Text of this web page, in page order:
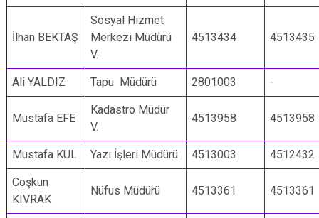
İlhan BEKTAŞ
Sosyal Hizmet
Merkezi Müdürü
V.
4513434 4513435
Ali YALDIZ Tapu Müdürü 2801003 -
Mustafa EFE
Kadastro Müdür
V.
4513958 4513958
Mustafa KUL Yazı İşleri Müdürü 4513003 4512432
Coşkun
KIVRAK
Nüfus Müdürü 4513361 4513361